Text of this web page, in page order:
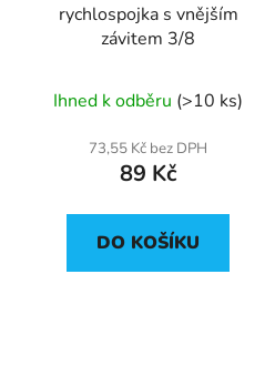
rychlospojka s vnějším
závitem 3/8
Ihned k odběru (>10 ks)
73,55 Kč bez DPH
89 Kč
DO KOŠÍKU